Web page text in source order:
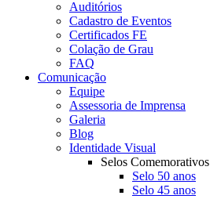
Auditórios
Cadastro de Eventos
Certificados FE
Colação de Grau
FAQ
Comunicação
Equipe
Assessoria de Imprensa
Galeria
Blog
Identidade Visual
Selos Comemorativos
Selo 50 anos
Selo 45 anos